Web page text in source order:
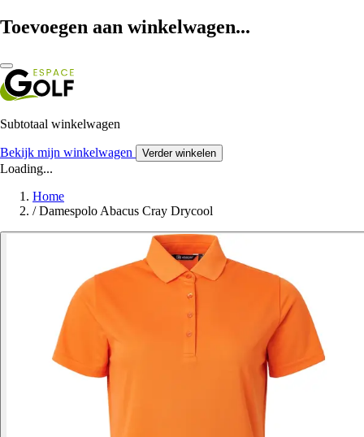
Toevoegen aan winkelwagen...
Subtotaal winkelwagen
Bekijk mijn winkelwagen Verder winkelen
Loading...
Home
/ Damespolo Abacus Cray Drycool